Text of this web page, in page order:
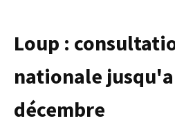
Loup :
nationale
décembre